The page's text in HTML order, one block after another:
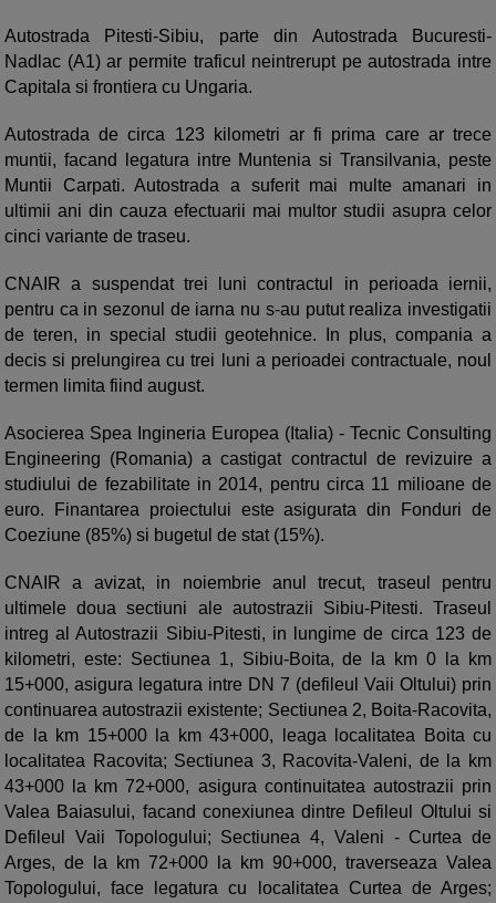
Autostrada Pitesti-Sibiu, parte din Autostrada Bucuresti-
Nadlac (A1) ar permite traficul neintrerupt pe autostrada intre
Capitala si frontiera cu Ungaria.
Autostrada de circa 123 kilometri ar fi prima care ar trece
muntii, facand legatura intre Muntenia si Transilvania, peste
Muntii Carpati. Autostrada a suferit mai multe amanari in
ultimii ani din cauza efectuarii mai multor studii asupra celor
cinci variante de traseu.
CNAIR a suspendat trei luni contractul in perioada iernii,
pentru ca in sezonul de iarna nu s-au putut realiza investigatii
de teren, in special studii geotehnice. In plus, compania a
decis si prelungirea cu trei luni a perioadei contractuale, noul
termen limita fiind august.
Asocierea Spea Ingineria Europea (Italia) - Tecnic Consulting
Engineering (Romania) a castigat contractul de revizuire a
studiului de fezabilitate in 2014, pentru circa 11 milioane de
euro. Finantarea proiectului este asigurata din Fonduri de
Coeziune (85%) si bugetul de stat (15%).
CNAIR a avizat, in noiembrie anul trecut, traseul pentru
ultimele doua sectiuni ale autostrazii Sibiu-Pitesti. Traseul
intreg al Autostrazii Sibiu-Pitesti, in lungime de circa 123 de
kilometri, este: Sectiunea 1, Sibiu-Boita, de la km 0 la km
15+000, asigura legatura intre DN 7 (defileul Vaii Oltului) prin
continuarea autostrazii existente; Sectiunea 2, Boita-Racovita,
de la km 15+000 la km 43+000, leaga localitatea Boita cu
localitatea Racovita; Sectiunea 3, Racovita-Valeni, de la km
43+000 la km 72+000, asigura continuitatea autostrazii prin
Valea Baiasului, facand conexiunea dintre Defileul Oltului si
Defileul Vaii Topologului; Sectiunea 4, Valeni - Curtea de
Arges, de la km 72+000 la km 90+000, traverseaza Valea
Topologului, face legatura cu localitatea Curtea de Arges;